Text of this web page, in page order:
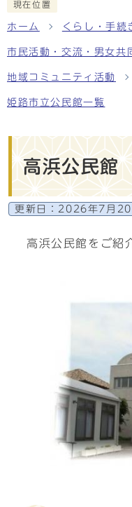
現在位置
ホーム くらし・手続
市民活動・交流・男女共
地域コミュニティ活動
姫路市立公民館一覧
高浜公民館
更新日： 2026年7月20
高浜公民館をご紹